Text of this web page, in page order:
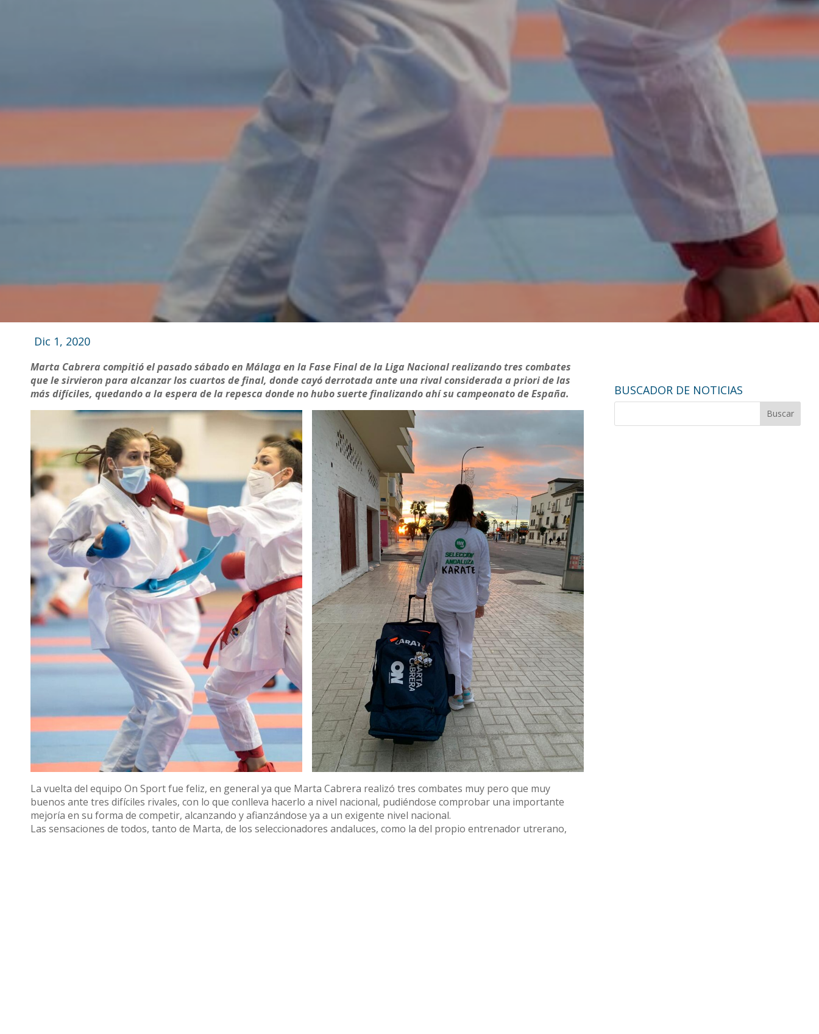
Dic 1, 2020
Marta Cabrera compitió el pasado sábado en Málaga en la Fase Final de la Liga Nacional realizando tres combates
que le sirvieron para alcanzar los cuartos de final, donde cayó derrotada ante una rival considerada a priori de las
más difíciles, quedando a la espera de la repesca donde no hubo suerte finalizando ahí su campeonato de España.
La vuelta del equipo On Sport fue feliz, en general ya que Marta Cabrera realizó tres combates muy pero que muy
buenos ante tres difíciles rivales, con lo que conlleva hacerlo a nivel nacional, pudiéndose comprobar una importante
mejoría en su forma de competir, alcanzando y afianzándose ya a un exigente nivel nacional.
Las sensaciones de todos, tanto de Marta, de los seleccionadores andaluces, como la del propio entrenador utrerano,
BUSCADOR DE NOTICIAS